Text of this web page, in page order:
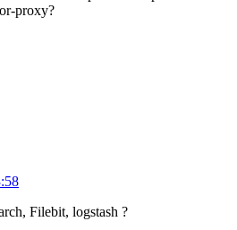
proxy?
Filebit, logstash ?